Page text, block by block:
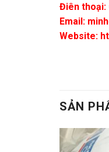
Điên thoại:
Email:
Website:
SẢN